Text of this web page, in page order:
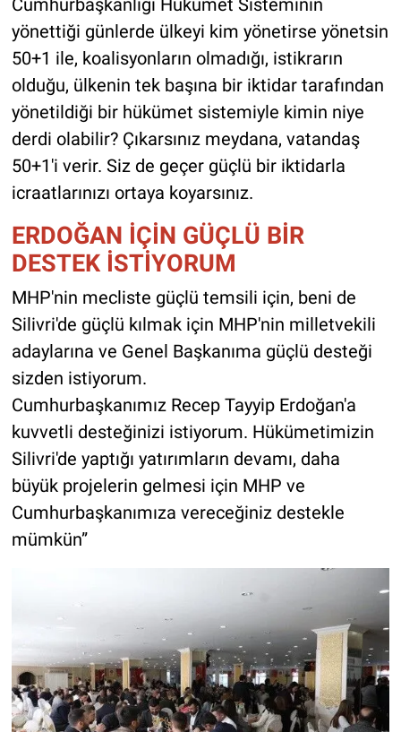
yönettiği günlerde ülkeyi kim yönetirse yönetsin
50+1 ile, koalisyonların olmadığı, istikrarın
olduğu, ülkenin tek başına bir iktidar tarafından
yönetildiği bir hükümet sistemiyle kimin niye
derdi olabilir? Çıkarsınız meydana, vatandaş
50+1'i verir. Siz de geçer güçlü bir iktidarla
icraatlarınızı ortaya koyarsınız.
ERDOĞAN İÇİN GÜÇLÜ BİR
DESTEK İSTİYORUM
MHP'nin mecliste güçlü temsili için, beni de
Silivri'de güçlü kılmak için MHP'nin milletvekili
adaylarına ve Genel Başkanıma güçlü desteği
sizden istiyorum.
Cumhurbaşkanımız Recep Tayyip Erdoğan'a
kuvvetli desteğinizi istiyorum. Hükümetimizin
Silivri'de yaptığı yatırımların devamı, daha
büyük projelerin gelmesi için MHP ve
Cumhurbaşkanımıza vereceğiniz destekle
mümkün”